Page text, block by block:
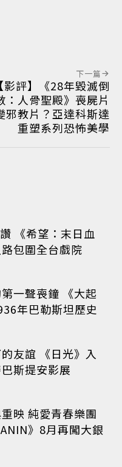
下一篇
【影評】《28年毀滅倒
：人骨聖殿》喪屍片
邪教片？亞達科斯達
重塑系列恐怖美學
《希望：末日血
包圍全台戲院
一聲喪鐘 《大起
年巴勒斯坦歷史
友誼 《日光》入
斯提安影展
映 純愛青春樂團
》8月再闖大銀